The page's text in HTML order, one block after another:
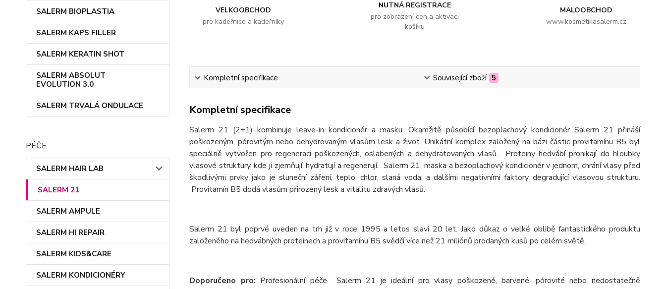
SALERM BIOPLASTIA
SALERM KAPS FILLER
SALERM KERATIN SHOT
SALERM ABSOLUT
EVOLUTION 3.0
SALERM TRVALÁ ONDULACE
PÉČE
SALERM HAIR LAB
SALERM 21
SALERM AMPULE
SALERM HI REPAIR
SALERM KIDS&CARE
SALERM KONDICIONÉRY
VELKOOBCHOD
pro kadeřnice a kadeřníky
NUTNÁ REGISTRACE
pro zobrazení cen a aktivaci
košíku
MALOOBCHOD
www.kosmetikasalerm.cz
Kompletní specifikace Související zboží 5
Kompletní specifikace
Salerm 21 (2+1) kombinuje leave-in kondicionér a masku. Okamžitě působící bezoplachový kondicionér Salerm 21 přináší
poškozeným, pórovitým nebo dehydrovaným vlasům lesk a život. Unikátní komplex založený na bázi částic provitamínu B5 byl
speciálně vytvořen pro regeneraci poškozených, oslabených a dehydratovaných vlasů. Proteiny hedvábí pronikají do hloubky
vlasové struktury, kde ji zjemňují, hydratují a regenerují. Salerm 21, maska a bezoplachový kondicionér v jednom, chrání vlasy před
škodlivými prvky jako je sluneční záření, teplo, chlor, slaná voda, a dalšími negativními faktory degradující vlasovou strukturu.
Provitamín B5 dodá vlasům přirozený lesk a vitalitu zdravých vlasů.
Salerm 21 byl poprvé uveden na trh již v roce 1995 a letos slaví 20 let. Jako důkaz o velké oblibě fantastického produktu
založeného na hedvábných proteinech a provitamínu B5 svědčí více než 21 miliónů prodaných kusů po celém světě.
Doporučeno pro: Profesionální péče Salerm 21 je ideální pro vlasy poškozené, barvené, pórovité nebo nedostatečně